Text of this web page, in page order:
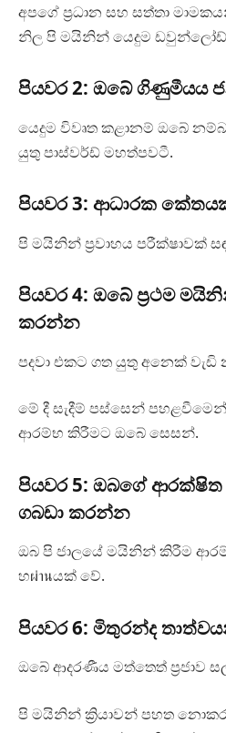
අපගේ ප්‍රධාන සහ සත්තා
නිල පි මයිනින් යෙදුම
පියවර 2: ඔබේ ගිණුමීයය
යෙදුම විවෘත කළානම් ඔබේ
යුතු පාස්වර්ඩ් මහත්පවටී.
පියවර 3: ආධාරක
පි මයිනින් ප්‍රවාහය පරීක්ෂාවක්
පියවර 4: ඔබේ ප්‍රථම
කරන්න
පදවා එකට ගත යුතු අනෙක් වැඩි
මේ දී සැදීම් පස්සෙන්
ආරම්භ කිරීමට ඔබේ සෙසන්.
පියවර 5: ඔබගේ
ගබඩා කරන්න
ඔබ පි ජාලයේ මයිනින් කිරීම
හผ่านයක් වේ.
පියවර 6: මිතුරන්ද
ඔබේ ආදරණීය මත්තෙත් ප්‍රජාව
පි මයිනින් ක්‍රියාවන් පහත